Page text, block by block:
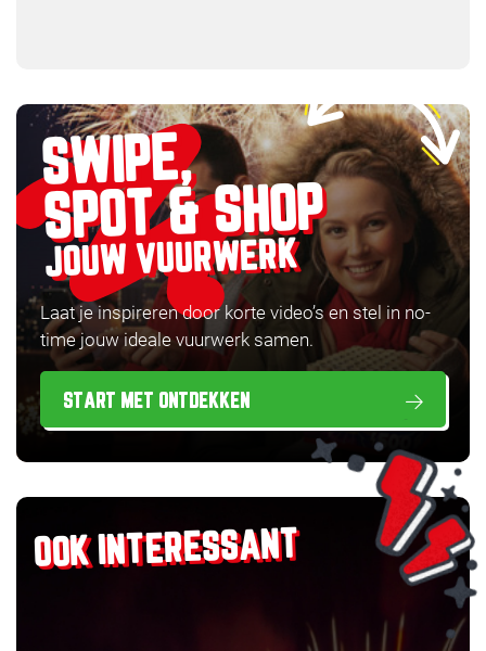
SWIPE,
SPOT & SHOP
JOUW VUURWERK
Laat je inspireren door korte video’s en stel in no-
time jouw ideale vuurwerk samen.
START MET ONTDEKKEN
OOK INTERESSANT